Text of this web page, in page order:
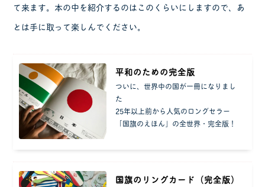
て来ます。本の中を紹介するのはこのくらいにしますので、あ
とは手に取って楽しんでください。
平和のための完全版
ついに、世界中の国が一冊になりまし
た
25年以上前から人気のロングセラー
「国旗のえほん」の全世界・完全版！
国旗のリングカード（完全版）